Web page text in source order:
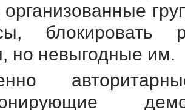
блокировать
но невыгодные им.